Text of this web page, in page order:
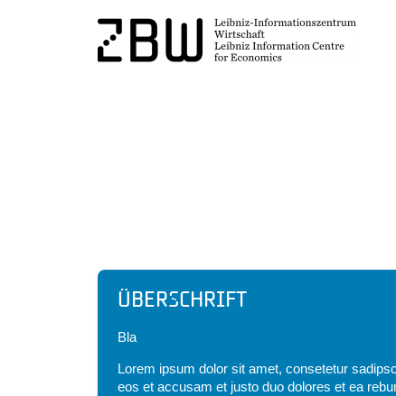
Überschrift
Bla
Lorem ipsum dolor sit amet, consetetur
eos et accusam et justo duo dolores et ea